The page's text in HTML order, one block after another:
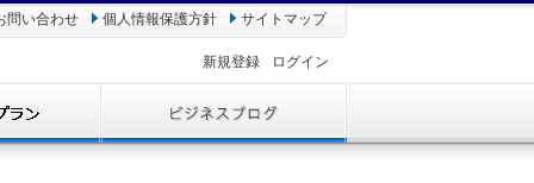
問い合わせ 個人情報保護方針 サイトマップ
新規登録 ログイン